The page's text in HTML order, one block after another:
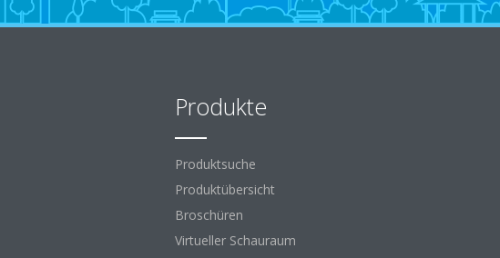
Produkte
Produktsuche
Produktübersicht
Broschüren
Virtueller Schauraum